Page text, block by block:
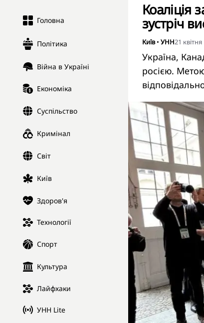
Головна
Політика
Війна в Україні
Економіка
Суспільство
Кримінал
Світ
Київ
Здоров'я
Технології
Спорт
Культура
Лайфхаки
УНН Lite
Коаліція
зустріч
Київ• УНН21
Україна,
росією.